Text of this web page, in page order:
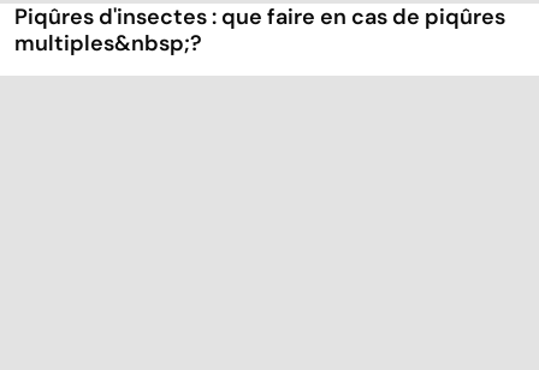
Piqûres d'insectes : que faire en cas de piqûres
multiples&nbsp;?